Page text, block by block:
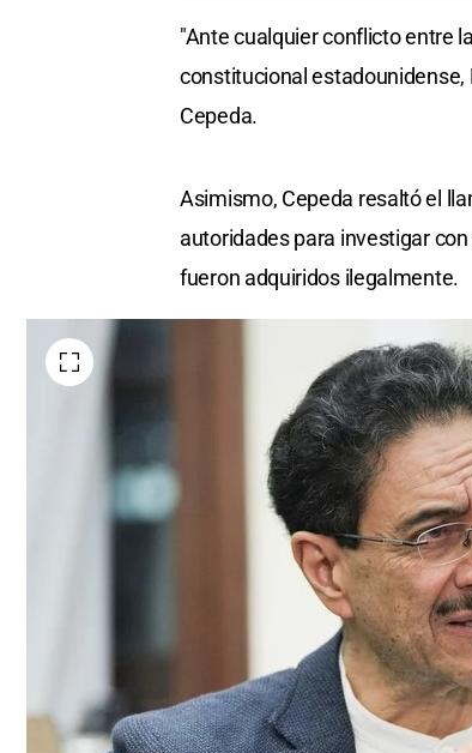
"Ante cualquier conflicto entre
constitucional estadounidense,
Cepeda.
Asimismo, Cepeda resaltó el
autoridades para investigar
fueron adquiridos ilegalmente.